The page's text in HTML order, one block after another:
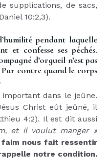
supplications, de sacs,
10:2,3).
pendant laquelle
et confesse ses péchés.
d’orgueil n’est pas
Par contre quand le corps
dans le jeûne.
Christ eût jeûné, il
4:2). Il est dit aussi
et il voulut manger »
nous fait ressentir
notre condition.